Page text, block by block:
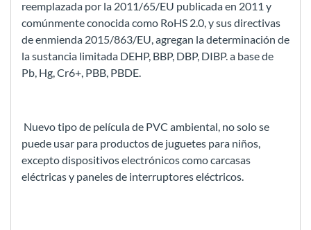
reemplazada por la 2011/65/EU publicada en 2011 y
comúnmente conocida como RoHS 2.0, y sus directivas
de enmienda 2015/863/EU, agregan la determinación de
la sustancia limitada DEHP, BBP, DBP, DIBP. a base de
Pb, Hg, Cr6+, PBB, PBDE.
Nuevo tipo de película de PVC ambiental, no solo se
puede usar para productos de juguetes para niños,
excepto dispositivos electrónicos como carcasas
eléctricas y paneles de interruptores eléctricos.